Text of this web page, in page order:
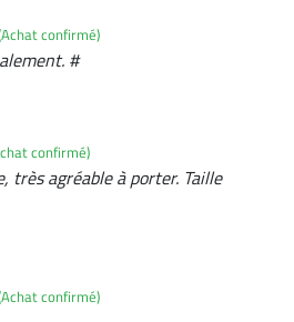
confirmé)
#
confirmé)
très agréable à porter. Taille
confirmé)